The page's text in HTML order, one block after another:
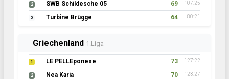
2 SWB Schildesche 05 69 107:25
3 Turbine Brügge 64 80:21
Griechenland 1.Liga
1 LE PELLEponese 73 127:22
2 Nea Karia 70 123:27